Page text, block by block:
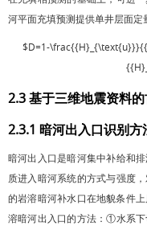
河平面充填预测提供单井层面定
$D=1-
2.3 基于三维地震资料
2.3.1 暗河出入口识别方
暗河出入口是暗河集中补给和
质进入暗河系统的方式与强度
的岩溶暗河补水口在地貌条件
溶暗河出入口的方法：①水系